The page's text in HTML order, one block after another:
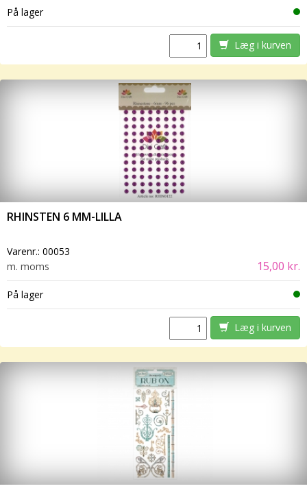
På lager
Læg i kurven
RHINSTEN 6 MM-LILLA
Varenr.: 00053
m. moms
15,00 kr.
På lager
Læg i kurven